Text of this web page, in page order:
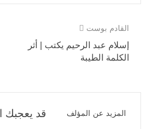
القادم بوست
إسلام عبد الرحيم يكتب | أثر
الكلمة الطيبة
قد يعجبك المزيد عن المؤلف